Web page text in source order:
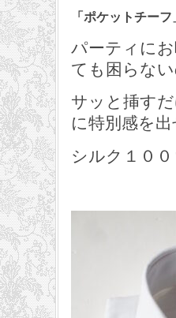
「ポケットチーフ
パーティに
ても困らない
サッと挿す
に特別感を出
シルク１０